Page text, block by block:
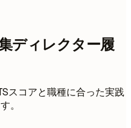
ディレクター履
スコアと職種に合った実践
。